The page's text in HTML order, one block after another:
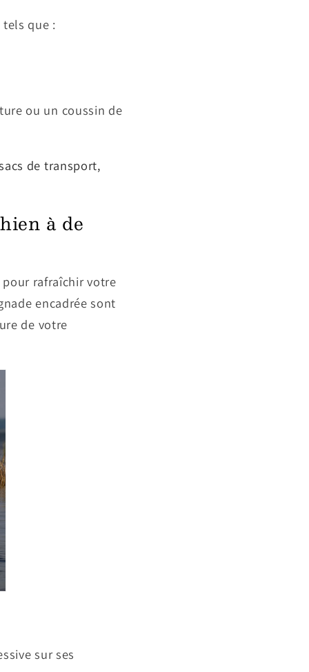
tels que :
ou un coussin de
de transport,
à de
rafraîchir votre
encadrée sont
de votre
sur ses